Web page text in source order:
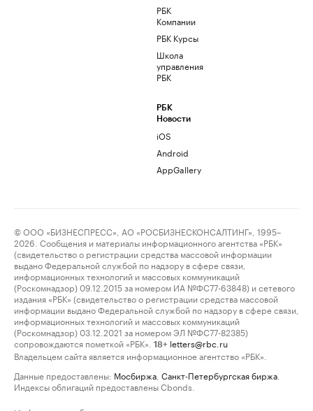
РБК
Компании
РБК Курсы
Школа
управления
РБК
РБК
Новости
iOS
Android
AppGallery
© ООО «БИЗНЕСПРЕСС», АО «РОСБИЗНЕСКОНСАЛТИНГ», 1995–
2026. Сообщения и материалы информационного агентства «РБК»
(свидетельство о регистрации средства массовой информации
выдано Федеральной службой по надзору в сфере связи,
информационных технологий и массовых коммуникаций
(Роскомнадзор) 09.12.2015 за номером ИА №ФС77-63848) и сетевого
издания «РБК» (свидетельство о регистрации средства массовой
информации выдано Федеральной службой по надзору в сфере связи,
информационных технологий и массовых коммуникаций
(Роскомнадзор) 03.12.2021 за номером ЭЛ №ФС77-82385)
сопровождаются пометкой «РБК».
18+ letters@rbc.ru
Владельцем сайта является информационное агентство «РБК».
Данные предоставлены: Мосбиржа Санкт-Петербургская биржа
Индексы облигаций предоставлены Cbonds.